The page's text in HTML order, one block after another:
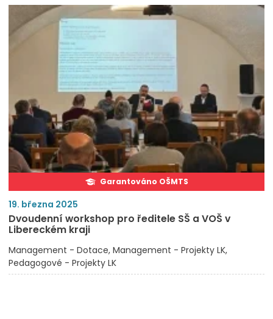
Garantováno OŠMTS
19. března 2025
Dvoudenní workshop pro ředitele SŠ a VOŠ v
Libereckém kraji
Management - Dotace Management - Projekty LK
Pedagogové - Projekty LK